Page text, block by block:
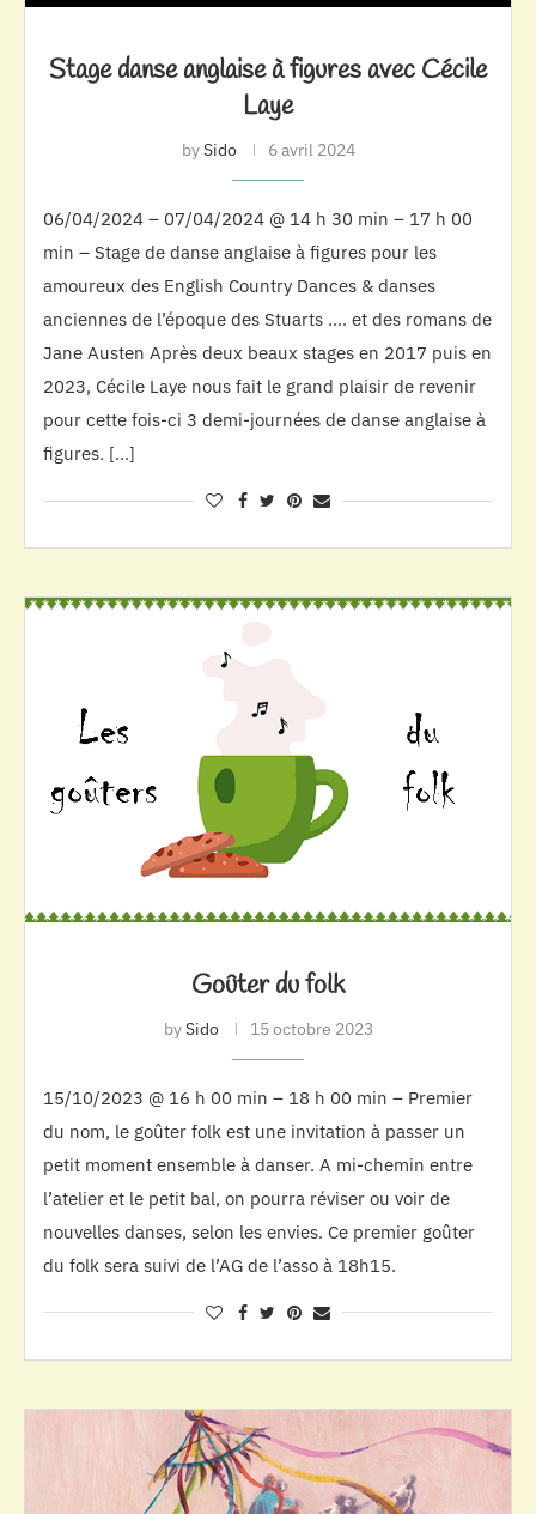
Stage danse anglaise à figures avec Cécile
Laye
bySido 6 avril 2024
06/04/2024 – 07/04/2024 @ 14 h 30 min – 17 h 00
min – Stage de danse anglaise à figures pour les
amoureux des English Country Dances & danses
anciennes de l’époque des Stuarts …. et des romans de
Jane Austen Après deux beaux stages en 2017 puis en
2023, Cécile Laye nous fait le grand plaisir de revenir
pour cette fois-ci 3 demi-journées de danse anglaise à
figures. […]
Goûter du folk
bySido 15 octobre 2023
15/10/2023 @ 16 h 00 min – 18 h 00 min – Premier
du nom, le goûter folk est une invitation à passer un
petit moment ensemble à danser. A mi-chemin entre
l’atelier et le petit bal, on pourra réviser ou voir de
nouvelles danses, selon les envies. Ce premier goûter
du folk sera suivi de l’AG de l’asso à 18h15.